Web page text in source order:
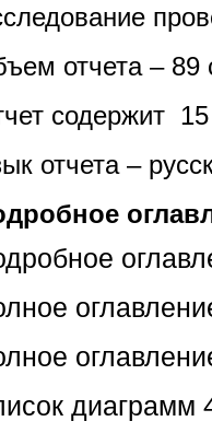
отчета – 89
содержит
отчета –
диаграмм